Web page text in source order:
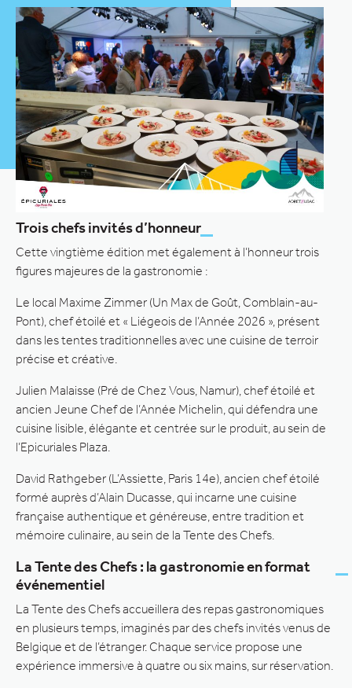
Trois chefs invités d’honneur
Cette vingtième édition met également à l’honneur trois
figures majeures de la gastronomie :
Le local Maxime Zimmer (Un Max de Goût, Comblain-au-
Pont), chef étoilé et « Liégeois de l’Année 2026 », présent
dans les tentes traditionnelles avec une cuisine de terroir
précise et créative.
Julien Malaisse (Pré de Chez Vous, Namur), chef étoilé et
ancien Jeune Chef de l’Année Michelin, qui défendra une
cuisine lisible, élégante et centrée sur le produit, au sein de
l’Epicuriales Plaza.
David Rathgeber (L’Assiette, Paris 14e), ancien chef étoilé
formé auprès d’Alain Ducasse, qui incarne une cuisine
française authentique et généreuse, entre tradition et
mémoire culinaire, au sein de la Tente des Chefs.
La Tente des Chefs : la gastronomie en format
événementiel
La Tente des Chefs accueillera des repas gastronomiques
en plusieurs temps, imaginés par des chefs invités venus de
Belgique et de l’étranger. Chaque service propose une
expérience immersive à quatre ou six mains, sur réservation.